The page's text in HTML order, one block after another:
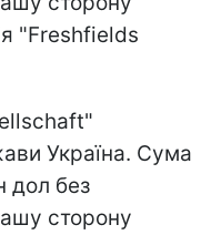
"Freshfields
Україна. Сума
дол без
сторону